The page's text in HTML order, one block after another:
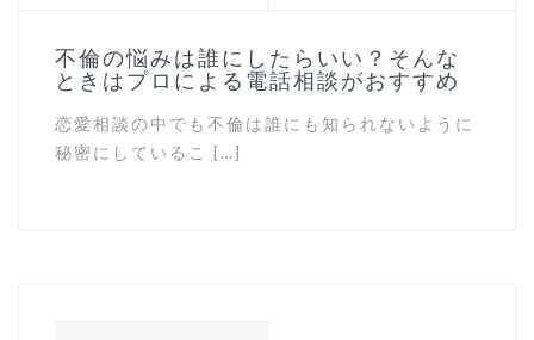
不倫の悩みは誰にしたらいい？そんな
ときはプロによる電話相談がおすすめ
恋愛相談の中でも不倫は誰にも知られないように
秘密にしているこ […]